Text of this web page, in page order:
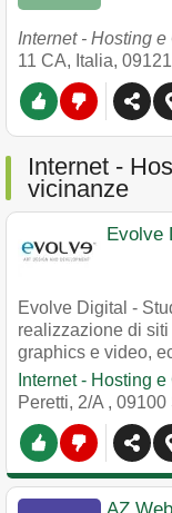
Internet - Hosting
11 CA, Italia, 09121
Internet -
vicinanze
Evolve
Evolve Digital -
realizzazione di
graphics e video,
Internet - Hosting
Peretti, 2/A , 09100